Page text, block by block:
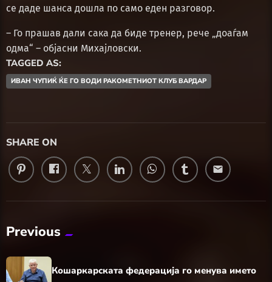
се даде шанса дошла по само еден разговор.
– Го прашав дали сака да биде тренер, рече „доаѓам
одма“ – објасни Михајловски.
TAGGED AS:
ИВАН ЧУПИЌ ЌЕ ГО ВОДИ РАКОМЕТНИОТ КЛУБ ВАРДАР
SHARE ON
email
Previous
Кошаркарската федерација го менува името